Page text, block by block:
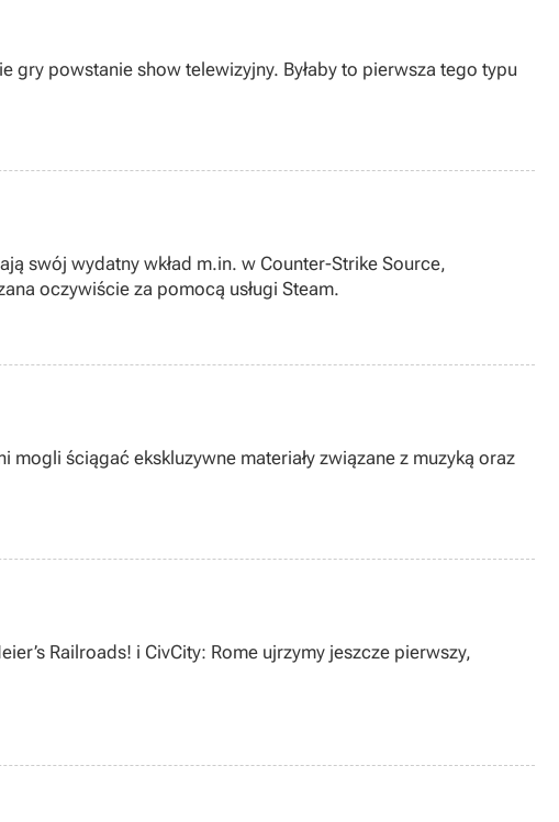
powstanie show telewizyjny. Byłaby to pierwsza tego typu
swój wydatny wkład m.in. w Counter-Strike Source,
oczywiście za pomocą usługi Steam.
ściągać ekskluzywne materiały związane z muzyką oraz
Railroads! i CivCity: Rome ujrzymy jeszcze pierwszy,